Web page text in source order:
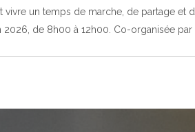
un temps de marche, de partage et
de 8h00 à 12h00. Co-organisée par